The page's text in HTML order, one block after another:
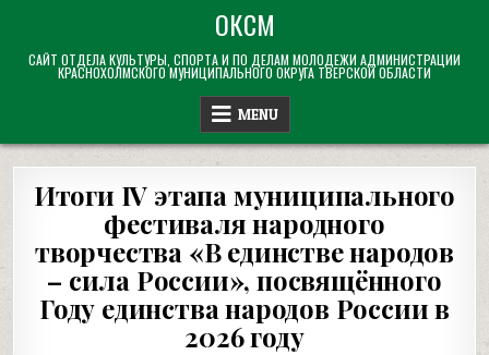
content
ОКСМ
САЙТ ОТДЕЛА КУЛЬТУРЫ, СПОРТА И ПО ДЕЛАМ МОЛОДЕЖИ АДМИНИСТРАЦИИ
КРАСНОХОЛМСКОГО МУНИЦИПАЛЬНОГО ОКРУГА ТВЕРСКОЙ ОБЛАСТИ
MENU
Итоги IV этапа муниципального
фестиваля народного
творчества «В единстве народов
– сила России», посвящённого
Году единства народов России в
2026 году